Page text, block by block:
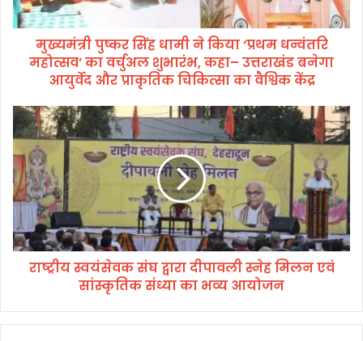
सिं
ह
या
प्र
थ
म
ध
न्वं
त
रि
व
मुख्यमंत्री पुष्कर सिंह धामी ने किया ‘प्रथम धन्वंतरि
महोत्सव’ का वर्चुअल शुभारंभ, कहा– उत्तराखंड बनेगा
आयुर्वेद और प्राकृतिक चिकित्सा का वैश्विक केंद्र
रा
ष्ट्री
स्व
यं
से
क
सं
राष्ट्रीय स्वयंसेवक संघ द्वारा दीपावली स्नेह मिलन एवं
सांस्कृतिक संध्या का भव्य आयोजन